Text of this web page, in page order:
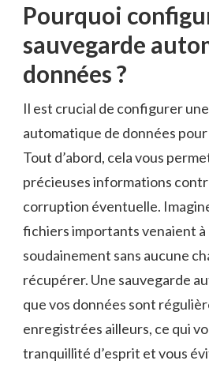
Pourquoi
sauvegarde
données⁣ ?
Il est crucial de ⁢configurer
automatique de​ données
Tout d’abord, cela vous
précieuses informations
corruption éventuelle.
fichiers importants venaient
soudainement sans aucune
récupérer.⁢ Une sauvegarde‍
que ‍vos ⁢données sont
enregistrées ailleurs, ce ⁤qui
tranquillité‍ d’esprit et vous